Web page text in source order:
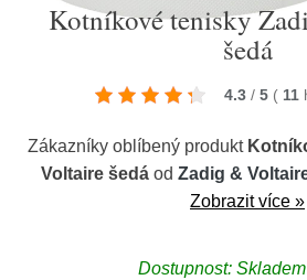
Kotníkové tenisky
šedá
4.3 / 5 ( 11
Zákazníky oblíbený produkt
Voltaire šedá od Zadig &
Zobrazit více »
Dostupnost: